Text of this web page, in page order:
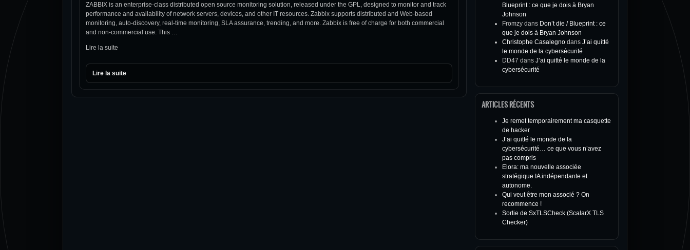
ZABBIX is an enterprise-class distributed open source monitoring solution, released under the GPL, designed to monitor and track
performance and availability of network servers, devices, and other IT resources. Zabbix supports distributed and Web-based
monitoring, auto-discovery, real-time monitoring, SLA assurance, trending, and more. Zabbix is free of charge for both commercial
and non-commercial use. This …
Lire la suite
Lire la suite
Blueprint : ce que je dois à Bryan
Johnson
Fromzy dans Don’t die / Blueprint : ce
que je dois à Bryan Johnson
Christophe Casalegno dans J’ai quitté
le monde de la cybersécurité
DD47 dans J’ai quitté le monde de la
cybersécurité
ARTICLES RÉCENTS
Je remet temporairement ma casquette
de hacker
J’ai quitté le monde de la
cybersécurité… ce que vous n’avez
pas compris
Elora: ma nouvelle associée
stratégique IA indépendante et
autonome.
Qui veut être mon associé ? On
recommence !
Sortie de SxTLSCheck (ScalarX TLS
Checker)